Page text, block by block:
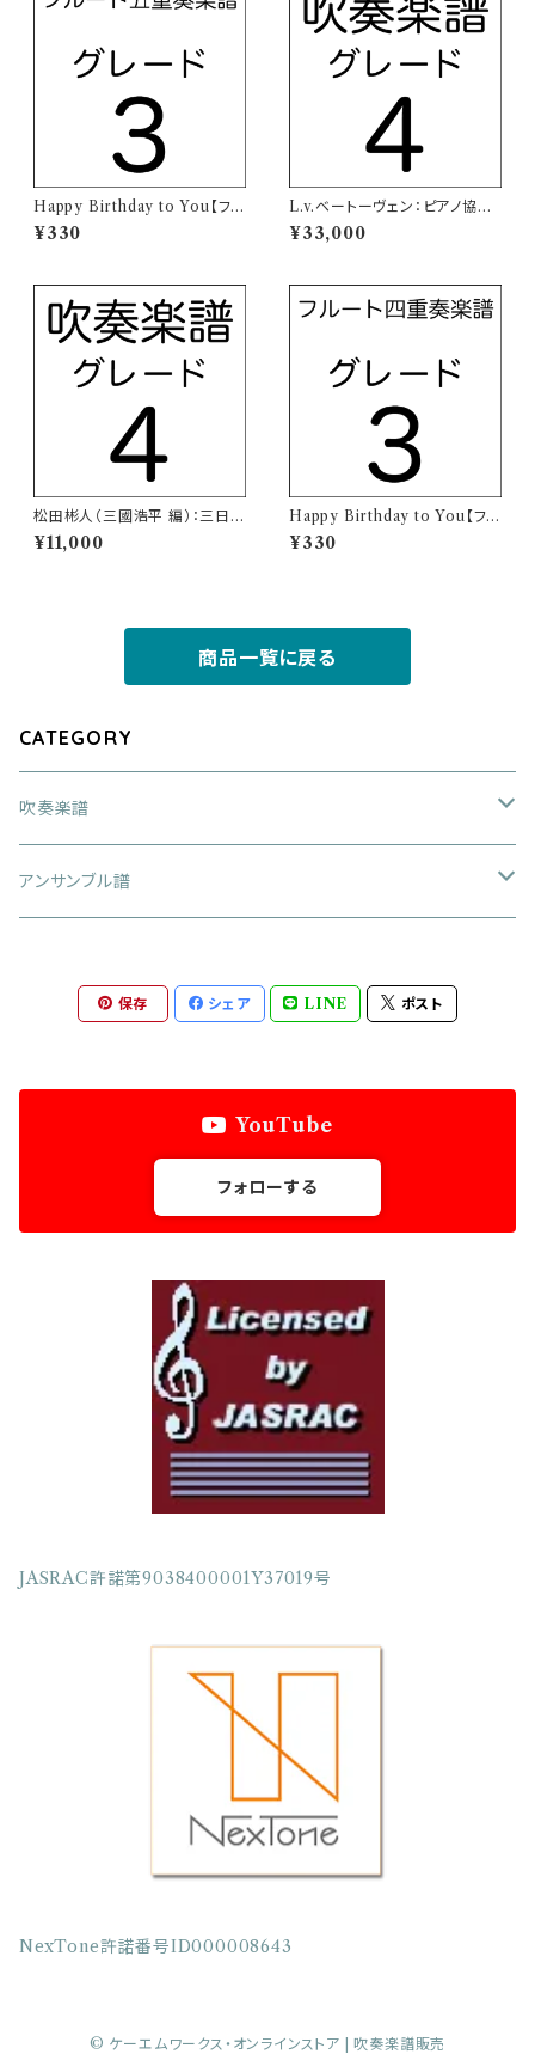
Happy Birthday to You【フル
ート五重奏楽譜】
¥330
L.v.ベートーヴェン：ピアノ協奏
曲 第5番「皇帝」変ホ長調 Op.7
3 第一楽章【吹奏楽譜】
¥33,000
松田彬人（三國浩平 編）：三日月
の舞（小編成版）【吹奏楽譜】
¥11,000
Happy Birthday to You【フル
ート四重奏楽譜】
¥330
商品一覧に戻る
CATEGORY
吹奏楽譜
大編成
オリジナル作品
アレンジ作品
オリジナル作品
アレンジ作品
アンサンブル譜
金管五重奏
金管六重奏
サクソフォーン五重奏
保存 シェア LINE ポスト
YouTube
フォローする
JASRAC許諾第9038400001Y37019号
NexTone許諾番号ID000008643
© ケーエムワークス・オンラインストア | 吹奏楽譜販売